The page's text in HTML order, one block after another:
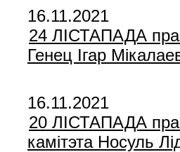
16.11.2021
24 ЛIСТАПАДА
Генец Iгар
16.11.2021
20 ЛIСТАПАДА
камітэта Носуль